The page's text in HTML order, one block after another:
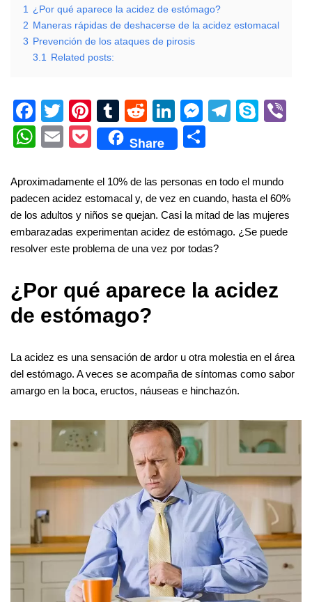
1 ¿Por qué aparece la acidez de estómago?
2 Maneras rápidas de deshacerse de la acidez estomacal
3 Prevención de los ataques de pirosis
3.1 Related posts:
F
a
c
e
b
o
o
T
wi
tt
er
Pi
nt
er
e
st
T
u
m
bl
r
R
e
d
di
t
Li
n
k
e
dI
n
M
e
ss
e
n
g
er
T
gr
a
m
S
e
W
at
s
A
p
E
ail
P
ck
et
Share
ar
e
Aproximadamente el 10% de las personas en todo el mundo
padecen acidez estomacal y, de vez en cuando, hasta el 60%
de los adultos y niños se quejan. Casi la mitad de las mujeres
embarazadas experimentan acidez de estómago. ¿Se puede
resolver este problema de una vez por todas?
¿Por qué aparece la acidez
de estómago?
La acidez es una sensación de ardor u otra molestia en el área
del estómago. A veces se acompaña de síntomas como sabor
amargo en la boca, eructos, náuseas e hinchazón.